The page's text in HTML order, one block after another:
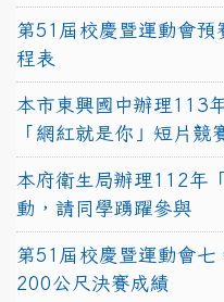
第51屆校慶暨運動會
程表
本市東興國中辦理113
「網紅就是你」短片競
本府衛生局辦理112年
動，請同學踴躍參與
第51屆校慶暨運動會七
200公尺決賽成績